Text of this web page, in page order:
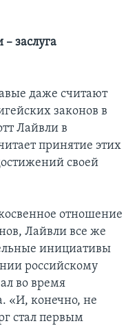
заслуга
даже считают
законов в
Лайвли в
принятие этих
своей
отношение
Лайвли все же
инициативы
российскому
во время
«И, конечно, не
стал первым